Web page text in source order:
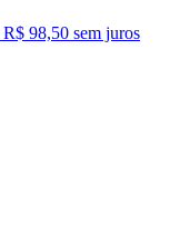
R$ 98,50 sem juros